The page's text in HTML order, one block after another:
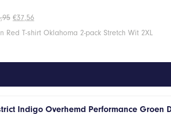
Oorspronkelijke
was:
€37,56Huidige
is:
Red T-shirt Oklahoma 2-pack Stretch Wit 2XL
Indigo Overhemd Performance Groen